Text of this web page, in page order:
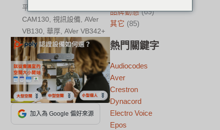
平台
CAM130 視訊設備, AVer
VB130 華厚, AVer VB342+
加入為 Google 偏好來源
品牌動態(69)
其它 (85)
熱門關鍵字
Audiocodes
Aver
Crestron
Dynacord
Electro Voice
Epos